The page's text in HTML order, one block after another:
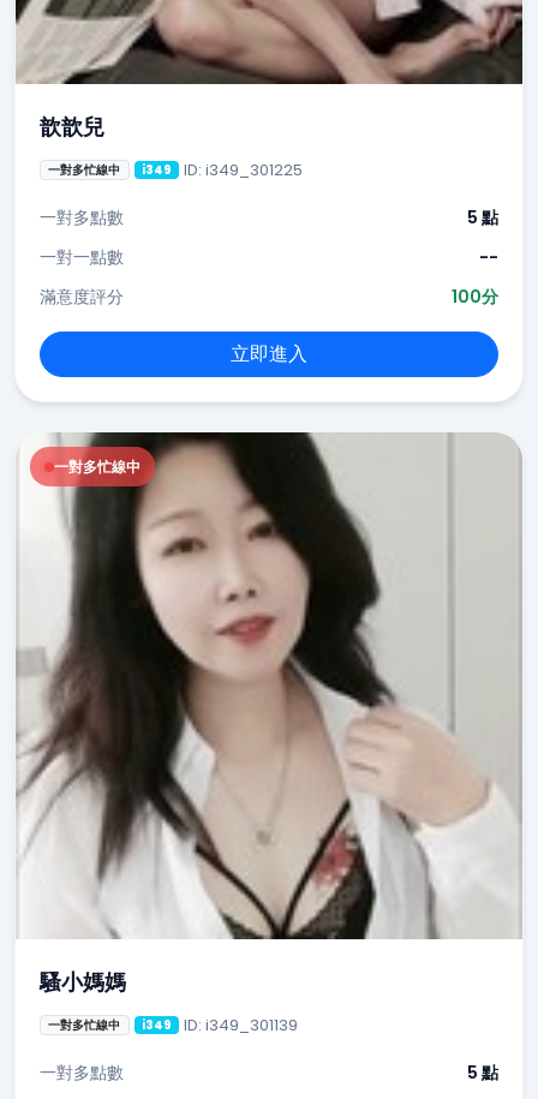
歆歆兒
一對多忙線中 i349 ID: i349_301225
一對多點數
5 點
一對一點數
--
滿意度評分
100分
立即進入
一對多忙線中
騷小媽媽
一對多忙線中 i349 ID: i349_301139
一對多點數 5 點